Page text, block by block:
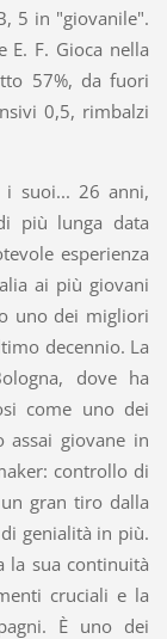
5 in "giovanile".
E. F. Gioca nella
57%, da fuori
0,5, rimbalzi
i suoi... 26 anni,
più lunga data
esperienza
ai più giovani
uno dei migliori
decennio. La
dove ha
come uno dei
assai giovane in
controllo di
gran tiro dalla
genialità in più.
la sua continuità
cruciali e la
È uno dei